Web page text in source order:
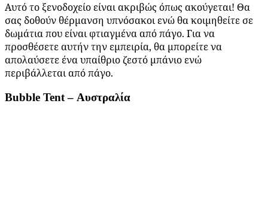
Αυτό το ξενοδοχείο είναι ακριβώς όπως ακούγεται! Θα
σας δοθούν θέρμανση υπνόσακοι ενώ θα κοιμηθείτε σε
δωμάτια που είναι φτιαγμένα από πάγο. Για να
προσθέσετε αυτήν την εμπειρία, θα μπορείτε να
απολαύσετε ένα υπαίθριο ζεστό μπάνιο ενώ
περιβάλλεται από πάγο.
Bubble Tent – Αυστραλία